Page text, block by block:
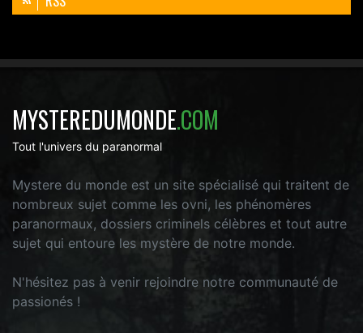
MYSTEREDUMONDE.COM
Tout l'univers du paranormal
Mystere du monde est un site spécialisé qui traitent de
nombreux sujet comme les ovni, les phénomères
paranormaux, dossiers criminels célèbres et tout autre
sujet qui entoure les mystère de notre monde.
N'hésitez pas à venir rejoindre notre communauté de
passionés !